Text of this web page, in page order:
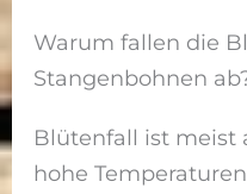
Warum fallen die
Stangenbohnen
Blütenfall ist meist
hohe